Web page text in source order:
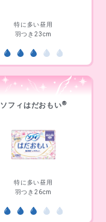
特に多い昼用
羽つき23cm
ソフィはだおもい®
特に多い昼用
羽つき26cm